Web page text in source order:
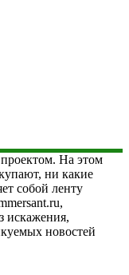
На этом
ни какие
собой ленту
искажения,
новостей